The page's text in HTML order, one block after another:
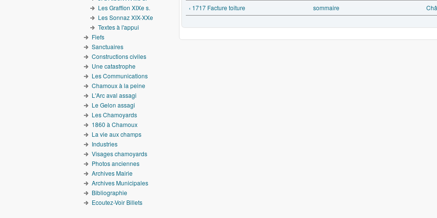
‹ 1717 Facture toiture
sommaire
Les Graffion XIXe s.
Les Sonnaz XIX-XXe
Textes à l'appui
Fiefs
Sanctuaires
Constructions civiles
Une catastrophe
Les Communications
Chamoux à la peine
L'Arc aval assagi
Le Gelon assagi
Les Chamoyards
1860 à Chamoux
La vie aux champs
Industries
Visages chamoyards
Photos anciennes
Archives Mairie
Archives Municipales
Bibliographie
Ecoutez-Voir Billets